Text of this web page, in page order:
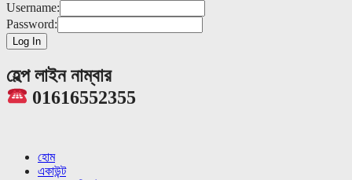
Username:
Password:
হেল্প লাইন নাম্বার
01616552355
হোম
একাউন্ট